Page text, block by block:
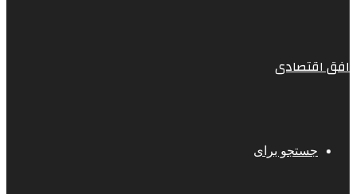
افق اقتصادی
جستجو برای